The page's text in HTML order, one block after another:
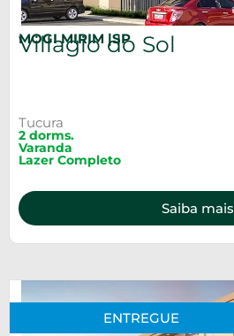
MOGI MIRIM |SP
Villagio do Sol
Tucura
2 dorms.
Varanda
Lazer Completo
Saiba mais
ENTREGUE